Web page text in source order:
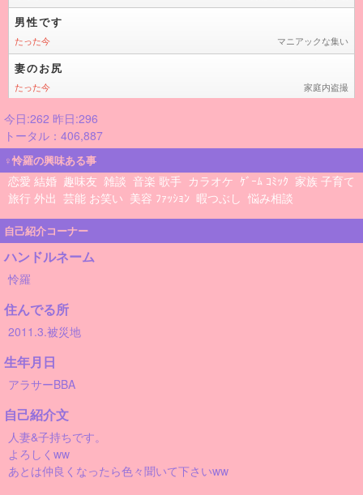
今日:262 昨日:296
トータル：406,887
♀怜羅の興味ある事
恋愛 結婚 趣味友 雑談 音楽 歌手 カラオケ ｹﾞｰﾑ ｺﾐｯｸ 家族 子育て
旅行 外出 芸能 お笑い 美容 ﾌｧｯｼｮﾝ 暇つぶし 悩み相談
自己紹介コーナー
ハンドルネーム
怜羅
住んでる所
2011.3.被災地
生年月日
アラサーBBA
自己紹介文
人妻&子持ちです。
よろしくww
あとは仲良くなったら色々聞いて下さいww